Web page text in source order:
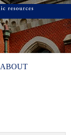
ABOUT